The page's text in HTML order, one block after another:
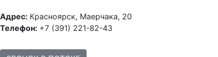
Адрес: Красноярск, Маерчака, 20
Телефон: +7 (391) 221-82-43